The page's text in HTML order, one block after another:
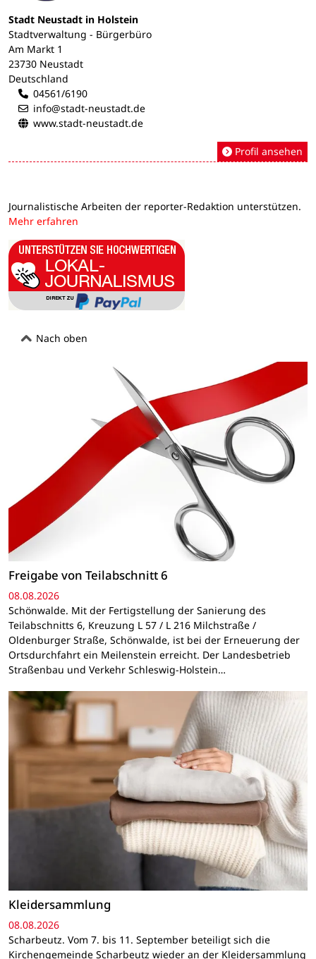
Stadt Neustadt in Holstein
Stadtverwaltung - Bürgerbüro
Am Markt 1
23730 Neustadt
Deutschland
04561/6190
info@stadt-neustadt.de
www.stadt-neustadt.de
Profil ansehen
Journalistische Arbeiten der reporter-Redaktion unterstützen.
Mehr erfahren
Nach oben
Freigabe von Teilabschnitt 6
08.08.2026
Schönwalde. Mit der Fertigstellung der Sanierung des
Teilabschnitts 6, Kreuzung L 57 / L 216 Milchstraße /
Oldenburger Straße, Schönwalde, ist bei der Erneuerung der
Ortsdurchfahrt ein Meilenstein erreicht. Der Landesbetrieb
Straßenbau und Verkehr Schleswig-Holstein…
Kleidersammlung
08.08.2026
Scharbeutz. Vom 7. bis 11. September beteiligt sich die
Kirchengemeinde Scharbeutz wieder an der Kleidersammlung